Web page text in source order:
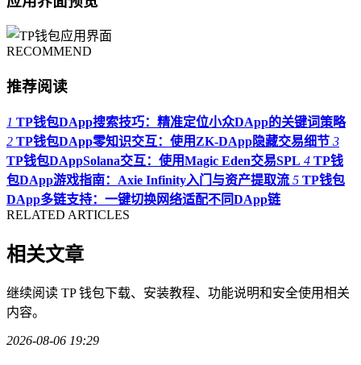
RECOMMEND
推荐阅读
1 TP钱包DApp搜索技巧：精准定位小众DApp的关键词策略
2 TP钱包DApp零知识交互：使用ZK-DApp隐藏交易细节 3
TP钱包DAppSolana交互：使用Magic Eden交易SPL 4 TP钱
包DApp游戏指南：Axie Infinity入门与资产提取流 5 TP钱包
DApp多链支持：一键切换网络适配不同DApp链
RELATED ARTICLES
相关文章
继续阅读 TP 钱包下载、安装教程、功能说明和安全使用相关
内容。
2026-08-06 19:29